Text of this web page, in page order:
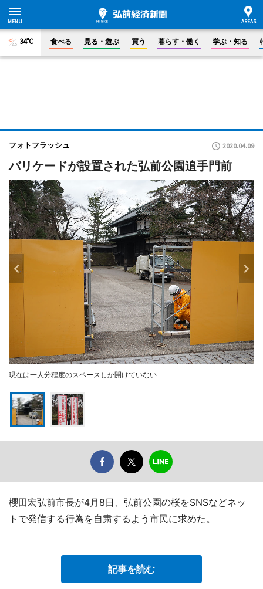
34°C 食べる 見る・遊ぶ 買う 暮らす・働く 学ぶ・知る
フォトフラッシュ 2020.04.09
バリケードが設置された弘前公園追手門前
現在は一人分程度のスペースしか開けていない
櫻田宏弘前市長が4月8日、弘前公園の桜をSNSなどネッ
トで発信する行為を自粛するよう市民に求めた。
記事を読む